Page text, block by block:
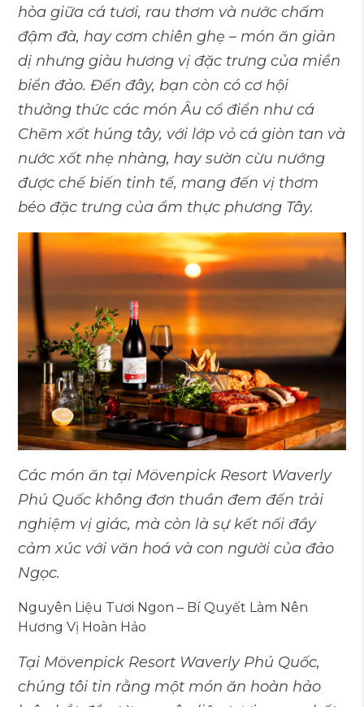
hòa giữa cá tươi, rau thơm và nước chấm
đậm đà, hay cơm chiên ghẹ – món ăn giản
dị nhưng giàu hương vị đặc trưng của miền
biển đảo. Đến đây, bạn còn có cơ hội
thưởng thức các món Âu cổ điển như cá
Chẽm xốt húng tây, với lớp vỏ cá giòn tan và
nước xốt nhẹ nhàng, hay sườn cừu nướng
được chế biến tinh tế, mang đến vị thơm
béo đặc trưng của ẩm thực phương Tây.
Các món ăn tại Mövenpick Resort Waverly
Phú Quốc không đơn thuần đem đến trải
nghiệm vị giác, mà còn là sự kết nối đầy
cảm xúc với văn hoá và con người của đảo
Ngọc.
Nguyên Liệu Tươi Ngon – Bí Quyết Làm Nên
Hương Vị Hoàn Hảo
Tại Mövenpick Resort Waverly Phú Quốc,
chúng tôi tin rằng một món ăn hoàn hảo